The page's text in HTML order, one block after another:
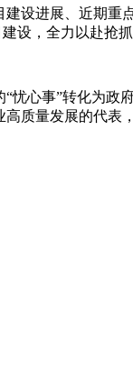
设进展、近期重
，全力以赴抢抓
心事”转化为政
质量发展的代表